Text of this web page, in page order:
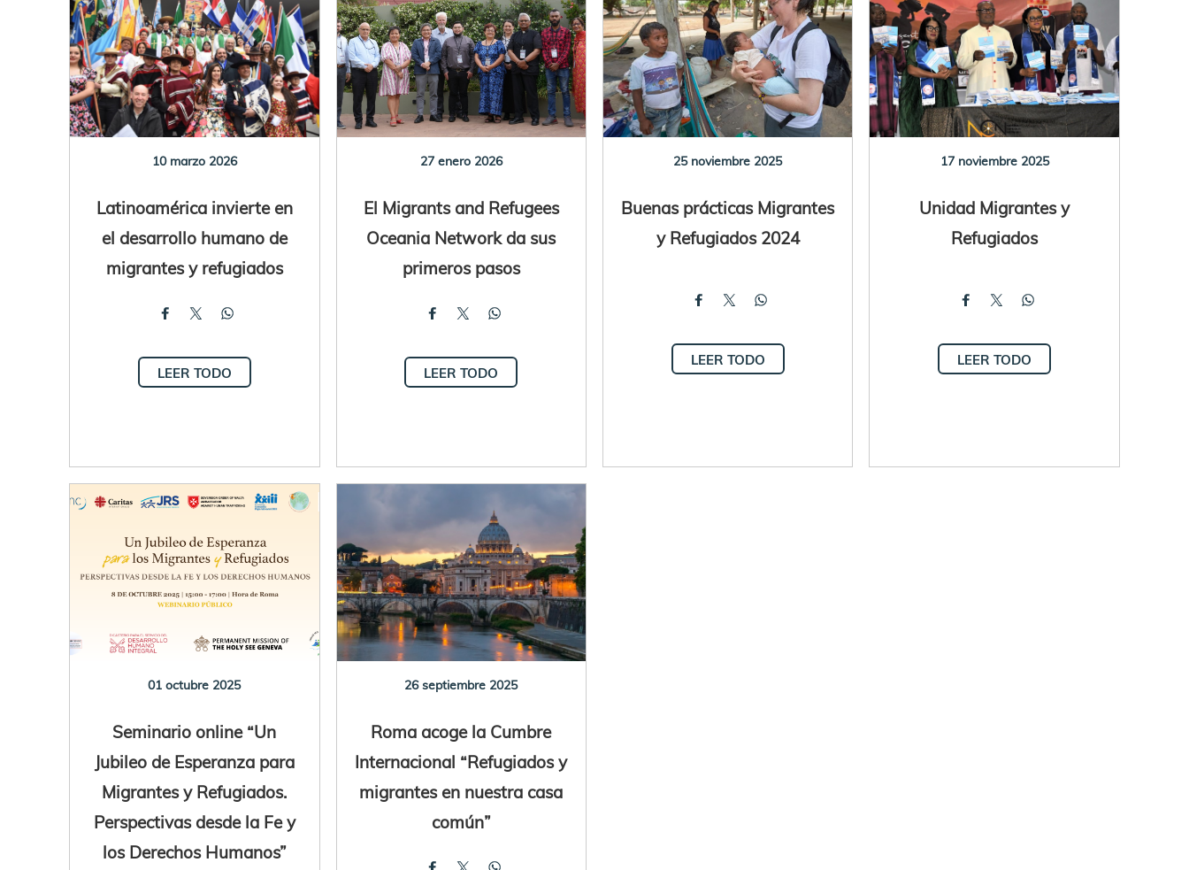
10 marzo 2026
Latinoamérica invierte en
el desarrollo humano de
migrantes y refugiados
LEER TODO
27 enero 2026
El Migrants and Refugees
Oceania Network da sus
primeros pasos
LEER TODO
25 noviembre 2025
Buenas prácticas Migrantes
y Refugiados 2024
LEER TODO
17 noviembre 2025
Unidad Migrantes y
Refugiados
LEER TODO
01 octubre 2025
Seminario online “Un
Jubileo de Esperanza para
Migrantes y Refugiados.
Perspectivas desde la Fe y
los Derechos Humanos”
26 septiembre 2025
Roma acoge la Cumbre
Internacional “Refugiados y
migrantes en nuestra casa
común”